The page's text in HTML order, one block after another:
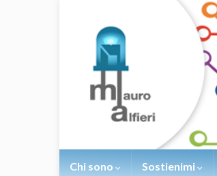
Chi sono Sostienimi